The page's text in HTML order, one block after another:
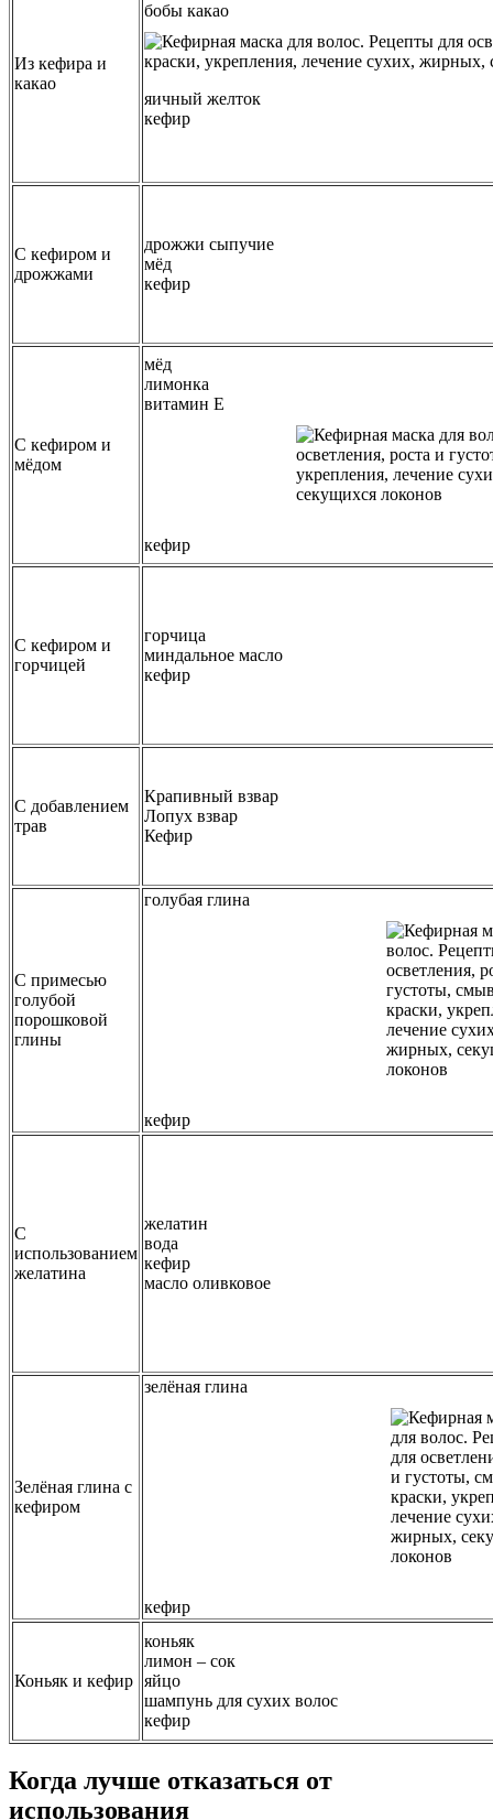
Из кефира и
какао
бобы какао
яичный желток
кефир
С кефиром и
дрожжами
дрожжи сыпучие
мёд
кефир
С кефиром и
мёдом
мёд
лимонка
витамин Е
кефир
С кефиром и
горчицей
горчица
миндальное масло
кефир
С добавлением
трав
Крапивный взвар
Лопух взвар
Кефир
С примесью
голубой
порошковой
глины
голубая глина
кефир
С
использованием
желатина
желатин
вода
кефир
масло оливковое
Зелёная глина с
кефиром
зелёная глина
кефир
Коньяк и кефир
коньяк
лимон – сок
яйцо
шампунь для сухих волос
кефир
Когда лучше отказаться от
использования